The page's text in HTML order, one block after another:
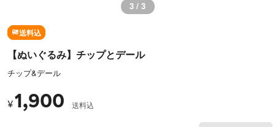
1 / 3
送料込
【ぬいぐるみ】チップとデール
チップ&デール
¥1,900 送料込